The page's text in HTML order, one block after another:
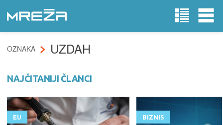
OZNAKA UZDAH
NAJČITANIJI ČLANCI
EU BIZNIS